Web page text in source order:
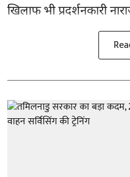
खिलाफ भी प्रदर्शनकारी